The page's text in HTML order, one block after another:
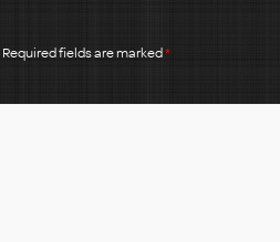
Required fields are marked*